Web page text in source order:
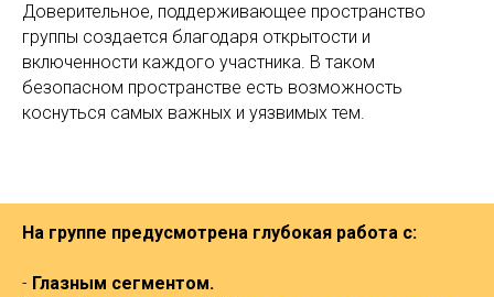
Доверительное, поддерживающее пространство
группы создается благодаря открытости и
включенности каждого участника. В таком
безопасном пространстве есть возможность
коснуться самых важных и уязвимых тем.
На группе предусмотрена глубокая работа с:
- Глазным сегментом.